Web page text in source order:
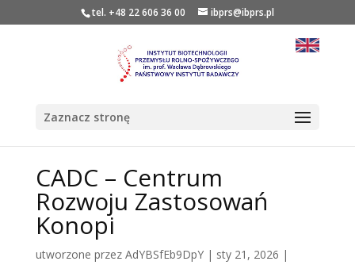
tel. +48 22 606 36 00 ibprs@ibprs.pl
Zaznacz stronę
CADC – Centrum
Rozwoju Zastosowań
Konopi
utworzone przez AdYBSfEb9DpY| sty 21, 2026 |